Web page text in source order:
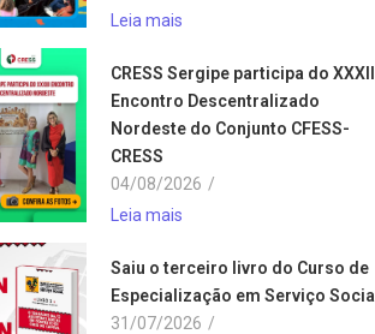
Leia mais
CRESS Sergipe participa do XXXIII
Encontro Descentralizado
Nordeste do Conjunto CFESS-
CRESS
04/08/2026 /
Leia mais
Saiu o terceiro livro do Curso de
Especialização em Serviço Social
31/07/2026 /